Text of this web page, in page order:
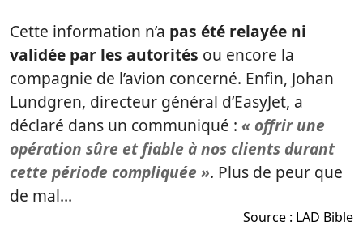
Cette information n’a pas été relayée ni
validée par les autorités ou encore la
compagnie de l’avion concerné. Enfin, Johan
Lundgren, directeur général d’EasyJet, a
déclaré dans un communiqué : « offrir une
opération sûre et fiable à nos clients durant
cette période compliquée ». Plus de peur que
de mal…
Source : LAD Bible